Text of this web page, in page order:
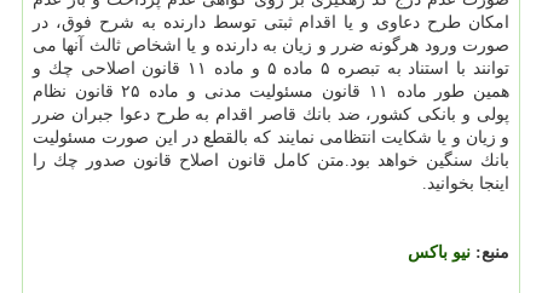
امكان طرح دعاوی و یا اقدام ثبتی توسط دارنده به شرح فوق، در
صورت ورود هرگونه ضرر و زیان به دارنده و یا اشخاص ثالث آنها می
توانند با استناد به تبصره ۵ ماده ۵ و ماده ۱۱ قانون اصلاحی چك و
همین طور ماده ۱۱ قانون مسئولیت مدنی و ماده ۲۵ قانون نظام
پولی و بانكی كشور، ضد بانك قاصر اقدام به طرح دعوا جبران ضرر
و زیان و یا شكایت انتظامی نمایند كه بالقطع در این صورت مسئولیت
بانك سنگین خواهد بود.متن كامل قانون اصلاح قانون صدور چك را
اینجا بخوانید.
منبع: نیو باكس